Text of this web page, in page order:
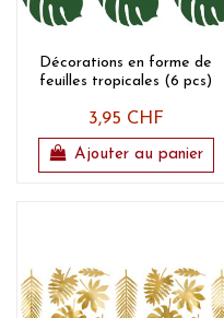
Décorations en forme de
feuilles tropicales (6 pcs)
3,95 CHF
Ajouter au panier